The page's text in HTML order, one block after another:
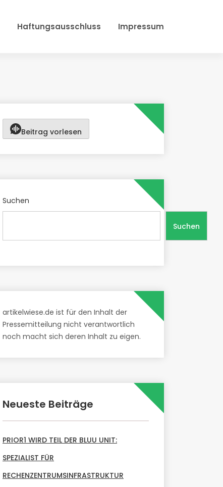
Haftungsausschluss Impressum
Beitrag vorlesen
Suchen
Suchen
artikelwiese.de ist für den Inhalt der
Pressemitteilung nicht verantwortlich
noch macht sich deren Inhalt zu eigen.
Neueste Beiträge
PRIOR1 WIRD TEIL DER BLUU UNIT:
SPEZIALIST FÜR
RECHENZENTRUMSINFRASTRUKTUR